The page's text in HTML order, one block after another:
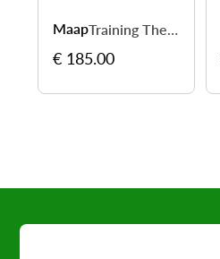
Maap Training Thermal LS Women - roulez au chaud
€ 185.00